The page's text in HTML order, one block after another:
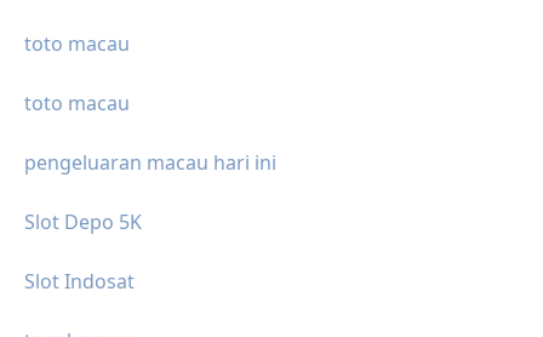
toto macau
toto macau
pengeluaran macau hari ini
Slot Depo 5K
Slot Indosat